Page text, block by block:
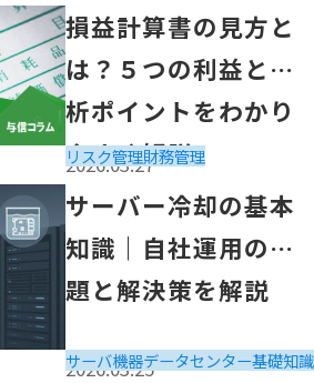
？５つの利益と分析ポイントを
2026.03.27
損益計算書の見方と
は？５つの利益と分
析ポイントをわかり
やすく解説
リスク管理財務管理
識｜自社運用の課題と解決策を
2026.03.25
サーバー冷却の基本
知識｜自社運用の課
題と解決策を解説
サーバ機器データセンター基礎知識